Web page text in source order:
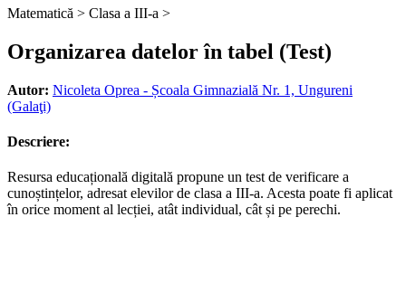
Matematică > Clasa a III-a >
Organizarea datelor în tabel (Test)
Autor: Nicoleta Oprea - Școala Gimnazială Nr. 1, Ungureni
(Galaţi)
Descriere:
Resursa educațională digitală propune un test de verificare a
cunoștințelor, adresat elevilor de clasa a III-a. Acesta poate fi aplicat
în orice moment al lecției, atât individual, cât și pe perechi.